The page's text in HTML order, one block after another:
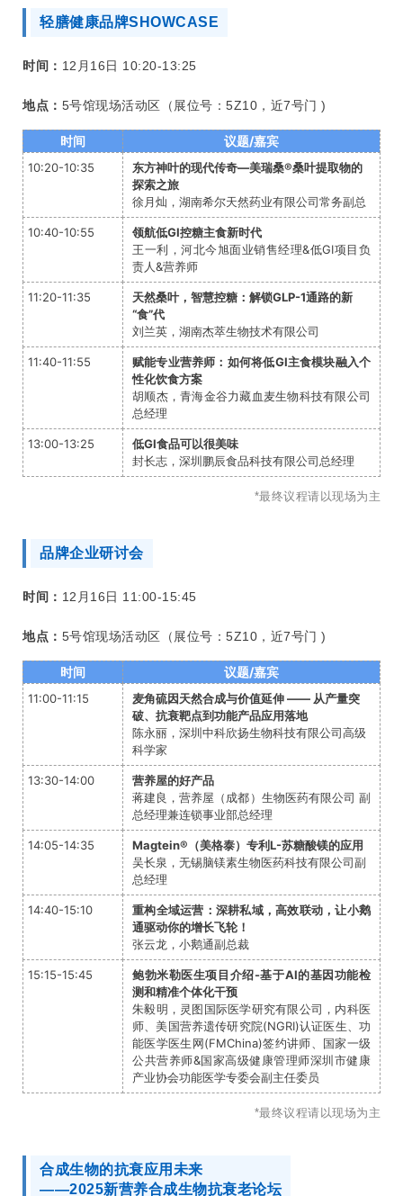
轻膳健康品牌SHOWCASE
时间： 12月16日 10:20-13:25
地点： 5号馆现场活动区（展位号：5Z10，近7号门 )
时间 议题/嘉宾
10:20-10:35
东方神叶的现代传奇—美瑞桑®桑叶提取物的
探索之旅
徐月灿，湖南希尔天然药业有限公司常务副总
10:40-10:55
领航低GI控糖主食新时代
王一利，河北今旭面业销售经理&低GI项目负
责人&营养师
11:20-11:35
天然桑叶，智慧控糖：解锁GLP-1通路的新
“食”代
刘兰英，湖南杰萃生物技术有限公司
11:40-11:55
赋能专业营养师：如何将低GI主食模块融入个
性化饮食方案
胡顺杰，青海金谷力藏血麦生物科技有限公司
总经理
13:00-13:25
低GI食品可以很美味
封长志，深圳鹏辰食品科技有限公司总经理
*最终议程请以现场为主
品牌企业研讨会
时间： 12月16日 11:00-15:45
地点： 5号馆现场活动区（展位号：5Z10，近7号门 )
时间 议题/嘉宾
11:00-11:15 麦角硫因天然合成与价值延伸 —— 从产量突
破、抗衰靶点到功能产品应用落地
陈永丽，深圳中科欣扬生物科技有限公司高级
科学家
13:30-14:00
营养屋的好产品
蒋建良，营养屋（成都）生物医药有限公司 副
总经理兼连锁事业部总经理
14:05-14:35
Magtein®（美格泰）专利L-苏糖酸镁的应用
吴长泉，无锡脑镁素生物医药科技有限公司副
总经理
14:40-15:10
重构全域运营：深耕私域，高效联动，让小鹅
通驱动你的增长飞轮！
张云龙，小鹅通副总裁
15:15-15:45
鲍勃米勒医生项目介绍-基于AI的基因功能检
测和精准个体化干预
朱毅明，灵图国际医学研究有限公司，内科医
师、美国营养遗传研究院(NGRI)认证医生、功
能医学医生网(FMChina)签约讲师、国家一级
公共营养师&国家高级健康管理师深圳市健康
产业协会功能医学专委会副主任委员
*最终议程请以现场为主
合成生物的抗衰应用未来
——2025新营养合成生物抗衰老论坛